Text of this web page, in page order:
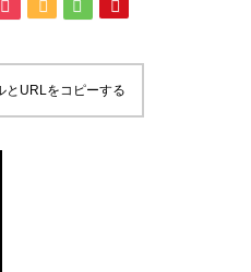
とURLをコピーする